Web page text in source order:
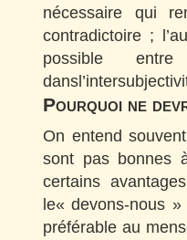
nécessaire qui
contradictoire ;
possible
Pourquoi ne
On entend
sont pas bonnes
certains
le« devons-nous
préférable au